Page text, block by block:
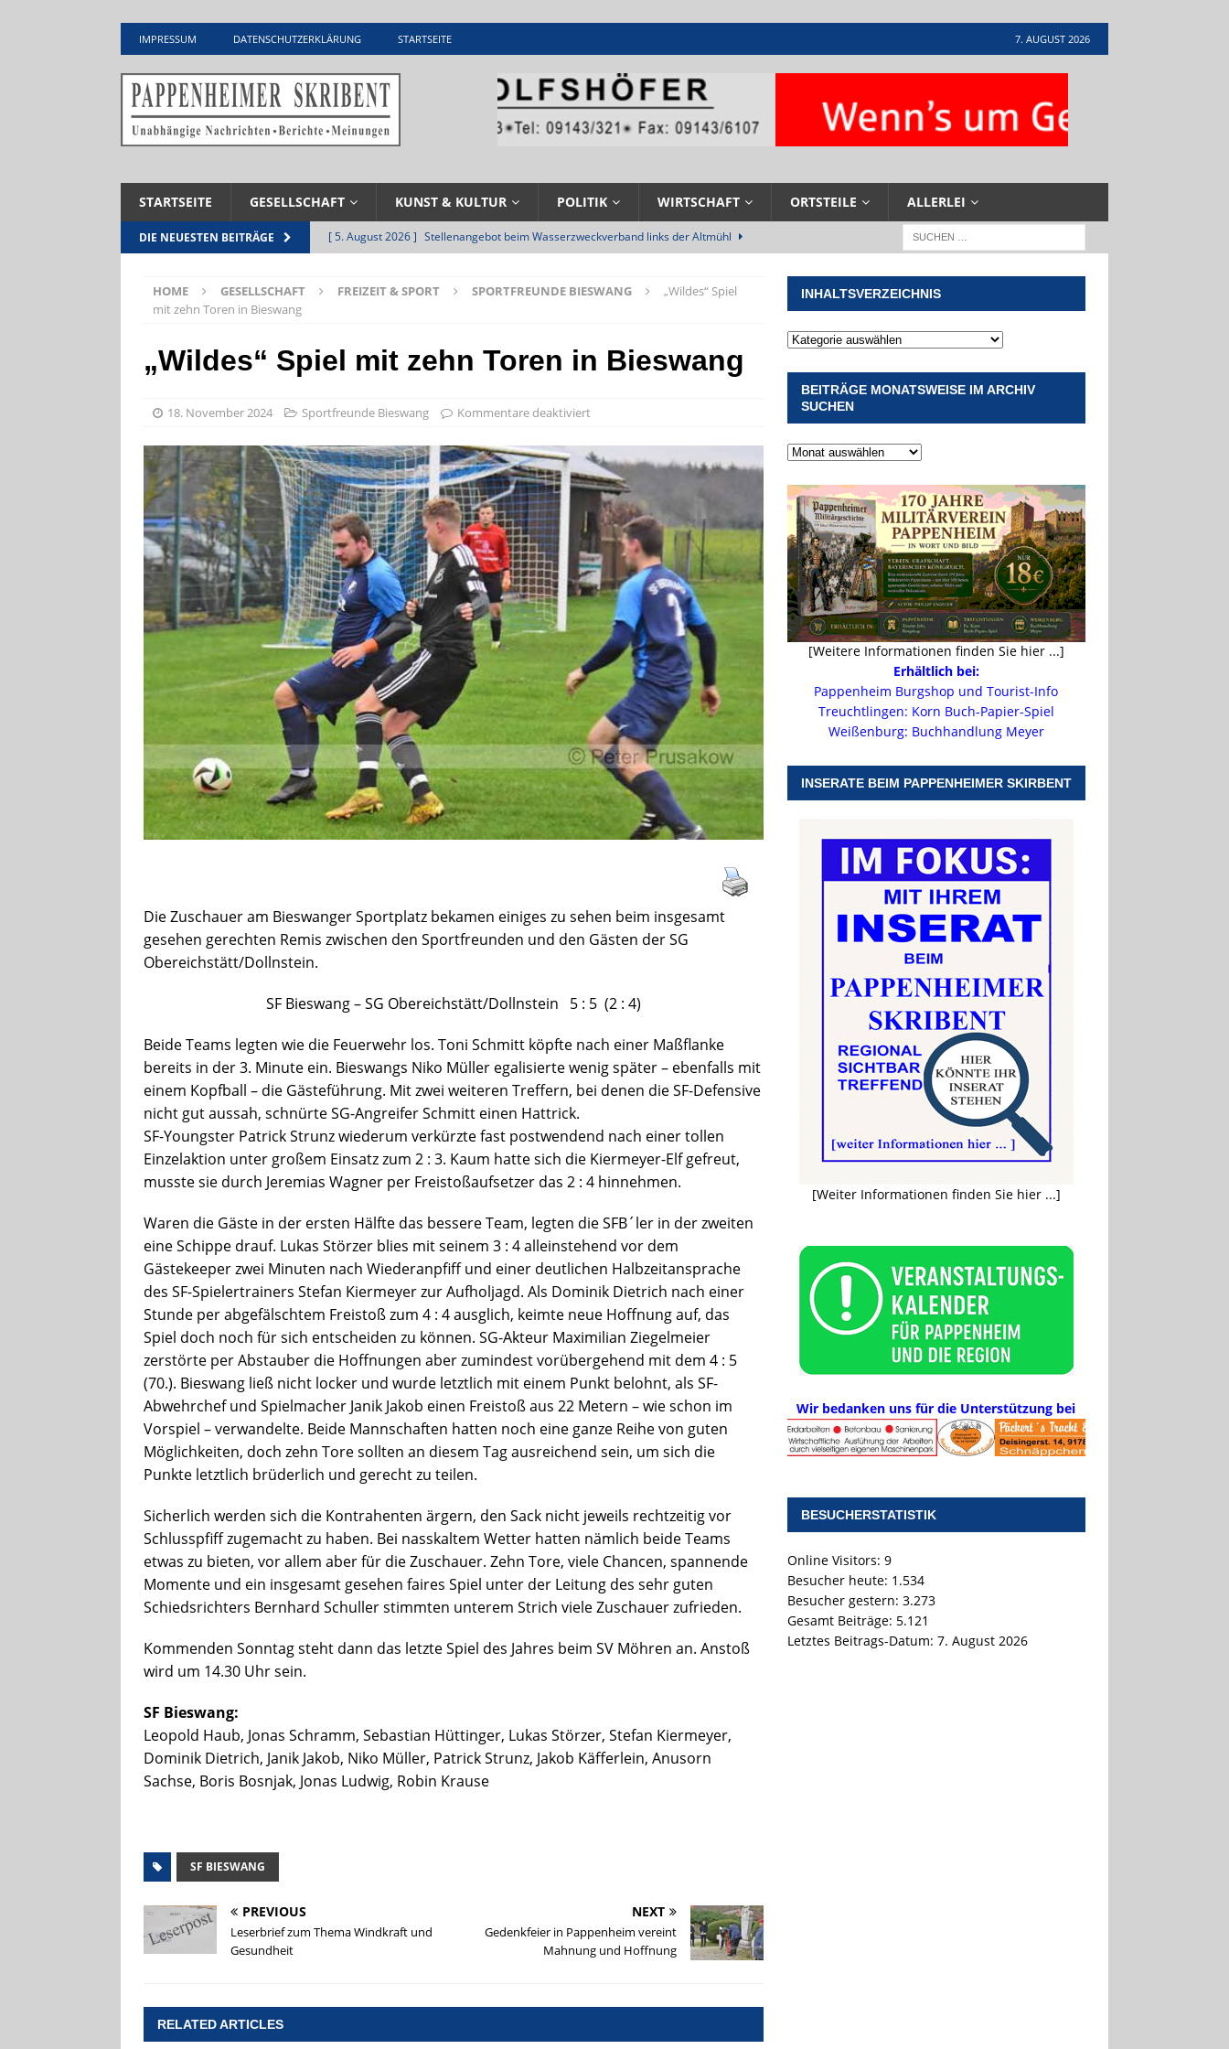
IMPRESSUM DATENSCHUTZERKLÄRUNG STARTSEITE 7. AUGUST 2026
STARTSEITE GESELLSCHAFT KUNST & KULTUR POLITIK WIRTSCHAFT ORTSTEILE ALLERLEI
DIE NEUESTEN BEITRÄGE [ 5. August 2026 ] Stellenangebot beim Wasserzweckverband links der Altmühl
[ 5. August 2026 ] Feuerwehr Pappenheim im Einsatz bei Brand im Solnhofener
[ 4. August 2026 ] Militärgeschichte paddelt in Pappenheim bis heute mit
Pappenheim erlebt Hubert Aiwanger mit Botschaften die
ankommen
VERANSTALTUNGEN
[ 4. August 2026 ] Kanonendonner und Pappenheimer Marsch für Hubert
Aiwanger
VERANSTALTUNGEN
[ 7. August 2026 ] Sommerabendmusik mit Pop und Musicalklängen in
Pappenheim
KIRCHEN
HOME GESELLSCHAFT FREIZEIT & SPORT SPORTFREUNDE BIESWANG
„Wildes“ Spiel
mit zehn Toren in Bieswang
„Wildes“ Spiel mit zehn Toren in Bieswang
18. November 2024 Sportfreunde Bieswang Kommentare deaktiviert
Die Zuschauer am Bieswanger Sportplatz bekamen einiges zu sehen beim insgesamt
gesehen gerechten Remis zwischen den Sportfreunden und den Gästen der SG
Obereichstätt/Dollnstein.
SF Bieswang – SG Obereichstätt/Dollnstein 5 : 5 (2 : 4)
Beide Teams legten wie die Feuerwehr los. Toni Schmitt köpfte nach einer Maßflanke
bereits in der 3. Minute ein. Bieswangs Niko Müller egalisierte wenig später – ebenfalls mit
einem Kopfball – die Gästeführung. Mit zwei weiteren Treffern, bei denen die SF-Defensive
nicht gut aussah, schnürte SG-Angreifer Schmitt einen Hattrick.
SF-Youngster Patrick Strunz wiederum verkürzte fast postwendend nach einer tollen
Einzelaktion unter großem Einsatz zum 2 : 3. Kaum hatte sich die Kiermeyer-Elf gefreut,
musste sie durch Jeremias Wagner per Freistoßaufsetzer das 2 : 4 hinnehmen.
Waren die Gäste in der ersten Hälfte das bessere Team, legten die SFB´ler in der zweiten
eine Schippe drauf. Lukas Störzer blies mit seinem 3 : 4 alleinstehend vor dem
Gästekeeper zwei Minuten nach Wiederanpfiff und einer deutlichen Halbzeitansprache
des SF-Spielertrainers Stefan Kiermeyer zur Aufholjagd. Als Dominik Dietrich nach einer
Stunde per abgefälschtem Freistoß zum 4 : 4 ausglich, keimte neue Hoffnung auf, das
Spiel doch noch für sich entscheiden zu können. SG-Akteur Maximilian Ziegelmeier
zerstörte per Abstauber die Hoffnungen aber zumindest vorübergehend mit dem 4 : 5
(70.). Bieswang ließ nicht locker und wurde letztlich mit einem Punkt belohnt, als SF-
Abwehrchef und Spielmacher Janik Jakob einen Freistoß aus 22 Metern – wie schon im
Vorspiel – verwandelte. Beide Mannschaften hatten noch eine ganze Reihe von guten
Möglichkeiten, doch zehn Tore sollten an diesem Tag ausreichend sein, um sich die
Punkte letztlich brüderlich und gerecht zu teilen.
Sicherlich werden sich die Kontrahenten ärgern, den Sack nicht jeweils rechtzeitig vor
Schlusspfiff zugemacht zu haben. Bei nasskaltem Wetter hatten nämlich beide Teams
etwas zu bieten, vor allem aber für die Zuschauer. Zehn Tore, viele Chancen, spannende
Momente und ein insgesamt gesehen faires Spiel unter der Leitung des sehr guten
Schiedsrichters Bernhard Schuller stimmten unterem Strich viele Zuschauer zufrieden.
Kommenden Sonntag steht dann das letzte Spiel des Jahres beim SV Möhren an. Anstoß
wird um 14.30 Uhr sein.
SF Bieswang:
Leopold Haub, Jonas Schramm, Sebastian Hüttinger, Lukas Störzer, Stefan Kiermeyer,
Dominik Dietrich, Janik Jakob, Niko Müller, Patrick Strunz, Jakob Käfferlein, Anusorn
Sachse, Boris Bosnjak, Jonas Ludwig, Robin Krause
SF BIESWANG
PREVIOUS
Leserbrief zum Thema Windkraft und
Gesundheit
NEXT
Gedenkfeier in Pappenheim vereint
Mahnung und Hoffnung
RELATED ARTICLES
INHALTSVERZEICHNIS
BEITRÄGE MONATSWEISE IM ARCHIV
SUCHEN
[Weitere Informationen finden Sie hier ...]
Erhältlich bei:
Pappenheim Burgshop und Tourist-Info
Treuchtlingen: Korn Buch-Papier-Spiel
Weißenburg: Buchhandlung Meyer
INSERATE BEIM PAPPENHEIMER SKIRBENT
[Weiter Informationen finden Sie hier ...]
Wir bedanken uns für die Unterstützung bei
BESUCHERSTATISTIK
Online Visitors: 9
Besucher heute: 1.534
Besucher gestern: 3.273
Gesamt Beiträge: 5.121
Letztes Beitrags-Datum: 7. August 2026